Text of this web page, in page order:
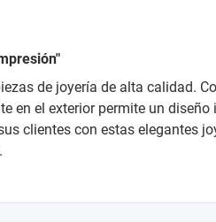
de joyería de alta calidad.
en el exterior permite un
clientes con estas elegantes